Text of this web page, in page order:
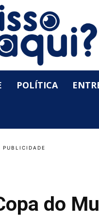
POLÍTICA
do